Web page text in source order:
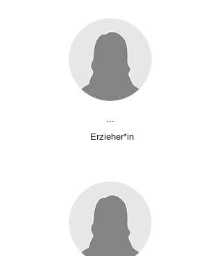
...
Erzieher*in